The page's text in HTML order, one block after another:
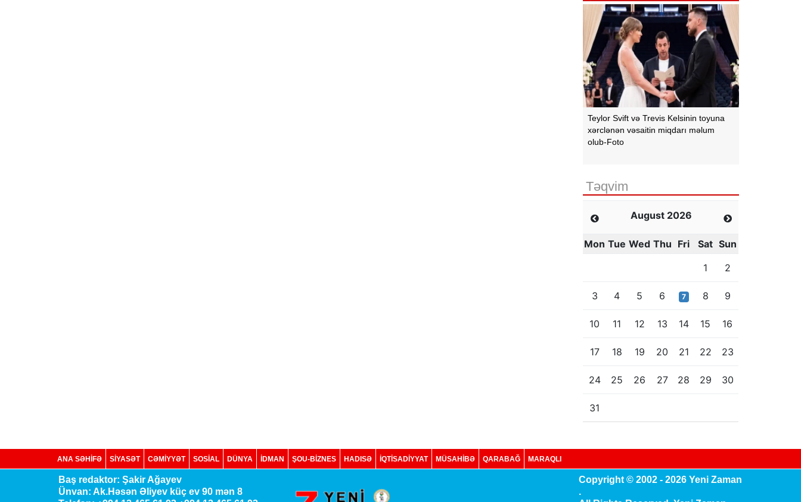
Teylor Svift və Trevis Kelsinin toyuna
xərclənən vəsaitin miqdarı məlum
olub-Foto
Təqvim
August 2026
Mon Tue Wed Thu Fri Sat Sun
1
2
3 4 5 6 7 8 9
10 11 12 13 14 15 16
17 18 19 20 21 22 23
24 25 26 27 28 29 30
31
ANA SƏHİFƏ SİYASƏT CƏMİYYƏT SOSIAL DÜNYA İDMAN ŞOU-BİZNES HADISƏ İQTISADIYYAT MÜSAHİBƏ QARABAĞ MARAQLI
Baş redaktor: Şakir Ağayev
Ünvan: Ak.Həsən Əliyev küç ev 90 mən 8
Copyright © 2002 - 2026 Yeni Zaman
.